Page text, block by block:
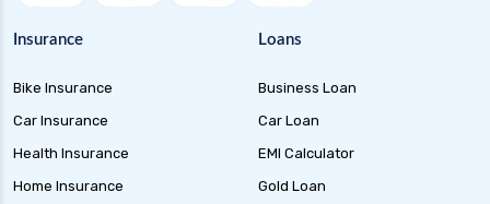
Insurance
Bike Insurance
Car Insurance
Health Insurance
Home Insurance
Loans
Business Loan
Car Loan
EMI Calculator
Gold Loan